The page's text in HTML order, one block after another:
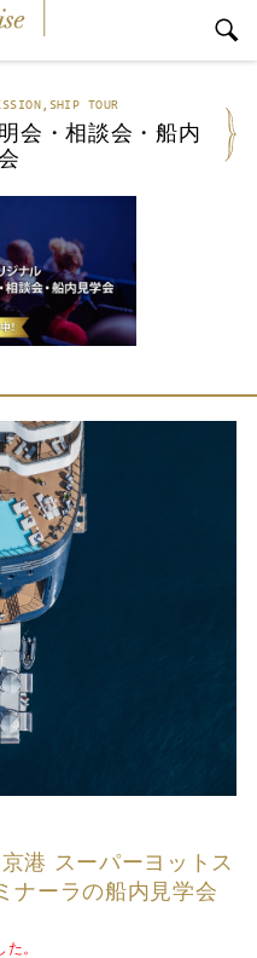
TOUR
会・相談会・船内
港 スーパーヨットス
ナーラの船内見学会
。